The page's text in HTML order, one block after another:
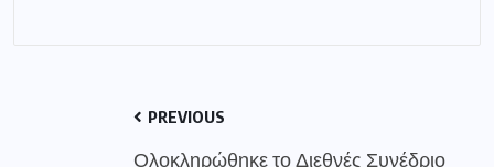
PREVIOUS
Ολοκληρώθηκε το Διεθνές Συνέδριο